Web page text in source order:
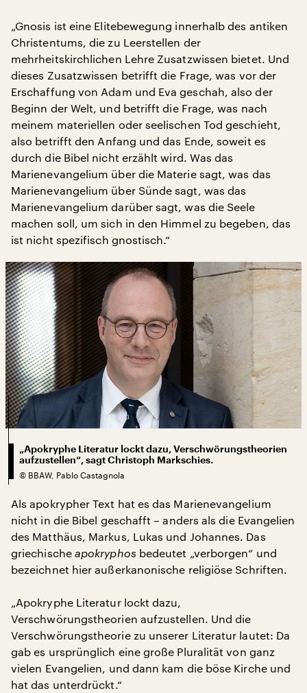
„Gnosis ist eine Elitebewegung innerhalb des antiken
Christentums, die zu Leerstellen der
mehrheitskirchlichen Lehre Zusatzwissen bietet. Und
dieses Zusatzwissen betrifft die Frage, was vor der
Erschaffung von Adam und Eva geschah, also der
Beginn der Welt, und betrifft die Frage, was nach
meinem materiellen oder seelischen Tod geschieht,
also betrifft den Anfang und das Ende, soweit es
durch die Bibel nicht erzählt wird. Was das
Marienevangelium über die Materie sagt, was das
Marienevangelium über Sünde sagt, was das
Marienevangelium darüber sagt, was die Seele
machen soll, um sich in den Himmel zu begeben, das
ist nicht spezifisch gnostisch.“
„Apokryphe Literatur lockt dazu, Verschwörungstheorien
aufzustellen“, sagt Christoph Markschies.
© BBAW, Pablo Castagnola
Als apokrypher Text hat es das Marienevangelium
nicht in die Bibel geschafft – anders als die Evangelien
des Matthäus, Markus, Lukas und Johannes. Das
griechische apokryphos bedeutet „verborgen“ und
bezeichnet hier außerkanonische religiöse Schriften.
„Apokryphe Literatur lockt dazu,
Verschwörungstheorien aufzustellen. Und die
Verschwörungstheorie zu unserer Literatur lautet: Da
gab es ursprünglich eine große Pluralität von ganz
vielen Evangelien, und dann kam die böse Kirche und
hat das unterdrückt.“